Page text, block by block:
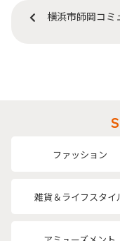
横浜市師岡コミ
ファッション
雑貨＆ライフスタイ